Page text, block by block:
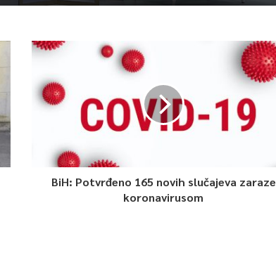
BiH: Potvrđeno 165 novih slučajeva zaraze
koronavirusom